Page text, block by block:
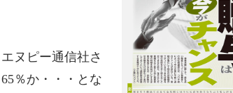
ヌピー通信社さ
％か・・・とな